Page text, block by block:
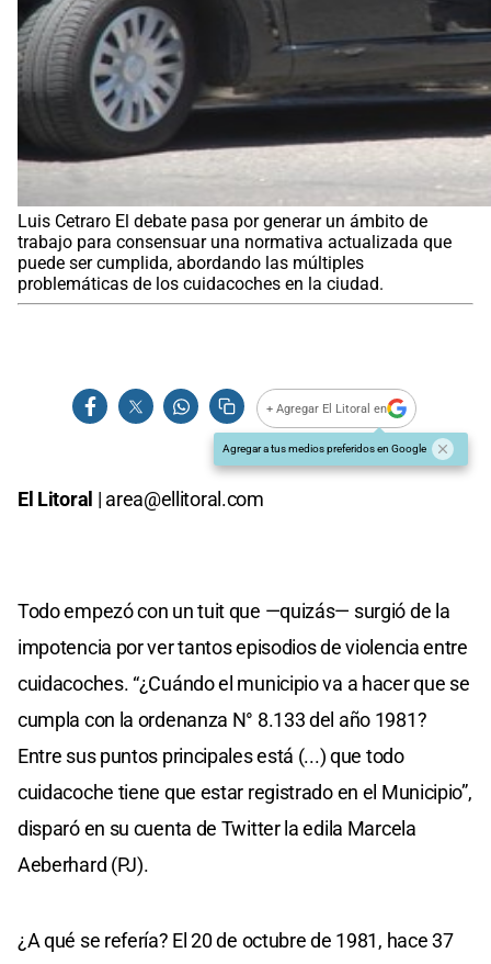
Luis Cetraro El debate pasa por generar un ámbito de
trabajo para consensuar una normativa actualizada que
puede ser cumplida, abordando las múltiples
problemáticas de los cuidacoches en la ciudad.
+ Agregar El Litoral en
Agregar a tus medios preferidos en Google
El Litoral | area@ellitoral.com
Todo empezó con un tuit que —quizás— surgió de la
impotencia por ver tantos episodios de violencia entre
cuidacoches. “¿Cuándo el municipio va a hacer que se
cumpla con la ordenanza N° 8.133 del año 1981?
Entre sus puntos principales está (...) que todo
cuidacoche tiene que estar registrado en el Municipio”,
disparó en su cuenta de Twitter la edila Marcela
Aeberhard (PJ).
¿A qué se refería? El 20 de octubre de 1981, hace 37